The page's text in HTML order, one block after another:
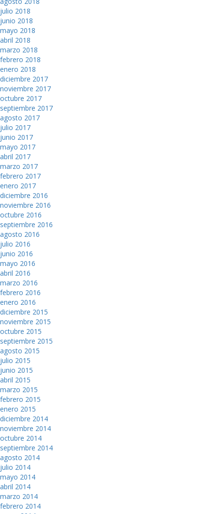
julio 2018
junio 2018
mayo 2018
abril 2018
marzo 2018
febrero 2018
enero 2018
diciembre 2017
noviembre 2017
octubre 2017
septiembre 2017
agosto 2017
julio 2017
junio 2017
mayo 2017
abril 2017
marzo 2017
febrero 2017
enero 2017
diciembre 2016
noviembre 2016
octubre 2016
septiembre 2016
agosto 2016
julio 2016
junio 2016
mayo 2016
abril 2016
marzo 2016
febrero 2016
enero 2016
diciembre 2015
noviembre 2015
octubre 2015
septiembre 2015
agosto 2015
julio 2015
junio 2015
abril 2015
marzo 2015
febrero 2015
enero 2015
diciembre 2014
noviembre 2014
octubre 2014
septiembre 2014
agosto 2014
julio 2014
mayo 2014
abril 2014
marzo 2014
febrero 2014